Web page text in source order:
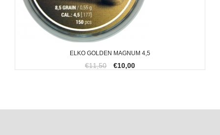
ELKO GOLDEN MAGNUM 4,5
€11,50 €10,00